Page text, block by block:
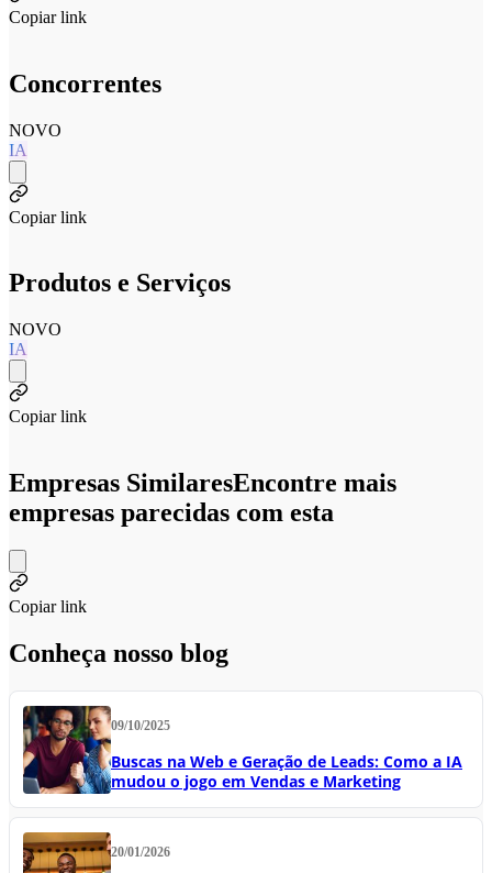
Copiar link
Concorrentes
NOVO
IA
Copiar link
Produtos e Serviços
NOVO
IA
Copiar link
Empresas SimilaresEncontre mais
empresas parecidas com esta
Copiar link
Conheça nosso blog
09/10/2025
Buscas na Web e Geração de Leads: Como a IA
mudou o jogo em Vendas e Marketing
20/01/2026